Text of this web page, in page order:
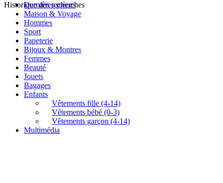
Historique des recherches
Dernières pièces
Maison & Voyage
Hommes
Sport
Papeterie
Bijoux & Montres
Femmes
Beauté
Jouets
Bagages
Enfants
Vêtements fille (4-14)
Vêtements bébé (0-3)
Vêtements garçon (4-14)
Multimédia